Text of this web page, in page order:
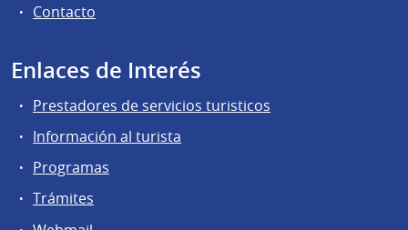
Contacto
Enlaces de Interés
Prestadores de servicios turisticos
Información al turista
Programas
Trámites